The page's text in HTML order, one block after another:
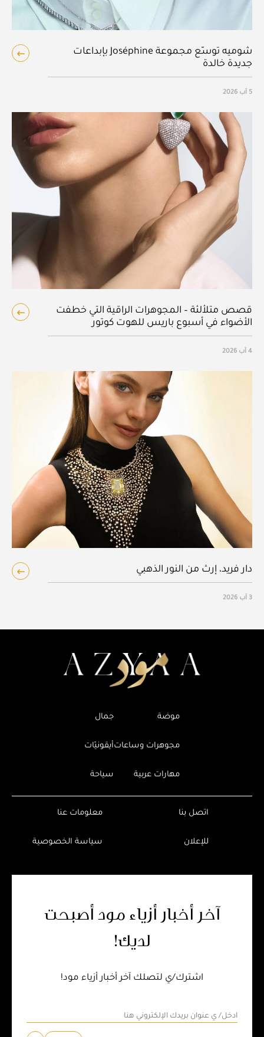
شوميه توسّع مجموعة Joséphine بإبداعات
جديدة خالدة
5 آب 2026
قصص متلألئة – المجوهرات الراقية التي خطفت
الأضواء في أسبوع باريس للهوت كوتور
4 آب 2026
دار فريد، إرث من النور الذهبي
3 آب 2026
موضة
مجوهرات وساعات
مهارات عربية
جمال
أيقونيّات
سياحة
اتصل بنا
للإعلان
معلومات عنا
سياسة الخصوصية
آخر أخبار أزياء مود أصبحت
لديك!
اشترك/ي لتصلك آخر أخبار أزياء مود!